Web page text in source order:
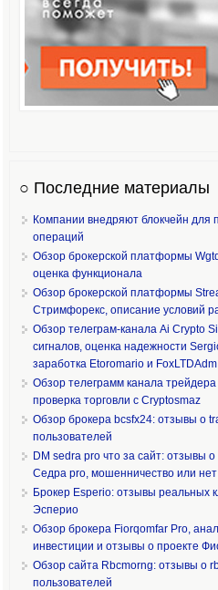
○ Последние материалы
Компании внедряют блокчейн для
операций
Обзор брокерской платформы
оценка функционала
Обзор брокерской платформы
Стримфорекс, описание условий
Обзор телеграм-канала Ai Crypto
сигналов, оценка надежности
заработка Etoromario и FoxLTDAdm
Обзор телеграмм канала
проверка торговли с Cryptosmaz
Обзор брокера bcsfx24: отзывы о
пользователей
DM sedra pro что за сайт: отзывы
Седра pro, мошенничество или нет
Брокер Esperio: отзывы реальных
Эсперио
Обзор брокера Fiorqomfar Pro,
инвестиции и отзывы о проекте
Обзор сайта Rbcmorng: отзывы о
пользователей